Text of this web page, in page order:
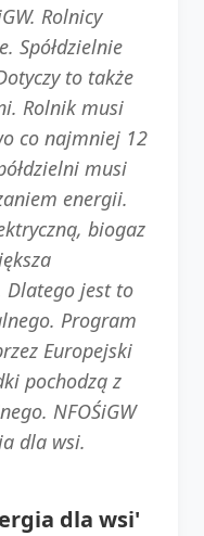
Rolnicy
Spółdzielnie
to także
Rolnik musi
co najmniej 12
musi
energii.
biogaz
Dlatego jest to
Program
Europejski
pochodzą z
NFOŚiGW
dla wsi.
dla wsi'